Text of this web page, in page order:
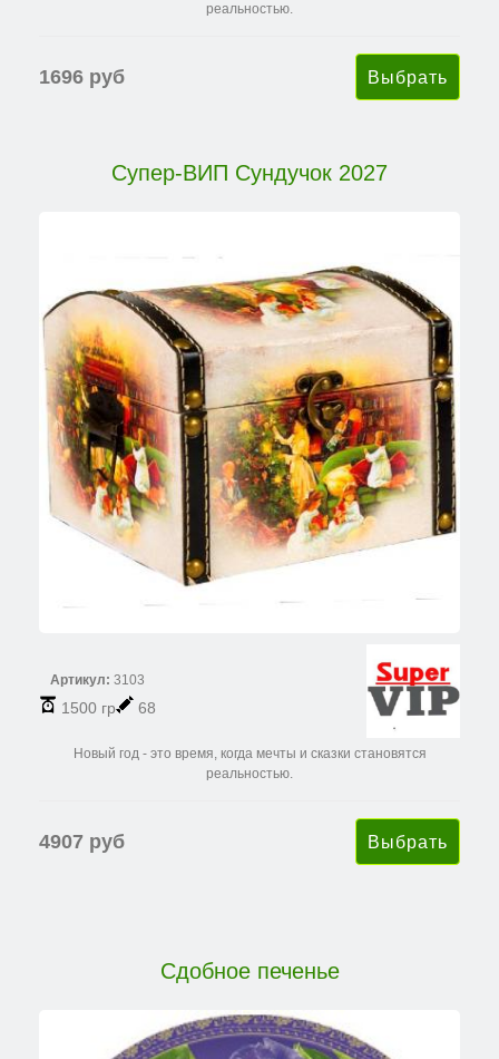
реальностью.
1696 руб
Супер-ВИП Сундучок 2027
Артикул: 3103
1500 гр 68
Новый год - это время, когда мечты и сказки становятся
реальностью.
4907 руб
Сдобное печенье